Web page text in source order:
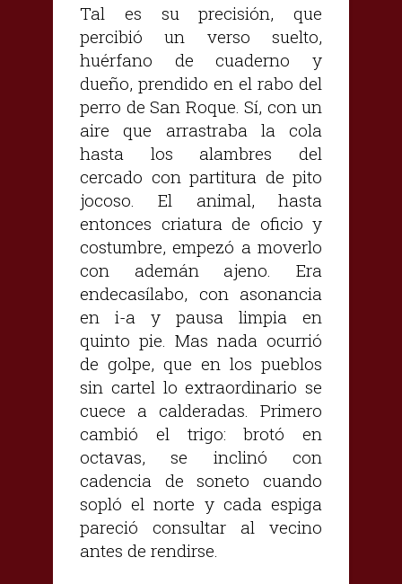
Tal es su precisión, que
percibió un verso suelto,
huérfano de cuaderno y
dueño, prendido en el rabo del
perro de San Roque. Sí, con un
aire que arrastraba la cola
hasta los alambres del
cercado con partitura de pito
jocoso. El animal, hasta
entonces criatura de oficio y
costumbre, empezó a moverlo
con ademán ajeno. Era
endecasílabo, con asonancia
en i-a y pausa limpia en
quinto pie. Mas nada ocurrió
de golpe, que en los pueblos
sin cartel lo extraordinario se
cuece a calderadas. Primero
cambió el trigo: brotó en
octavas, se inclinó con
cadencia de soneto cuando
sopló el norte y cada espiga
pareció consultar al vecino
antes de rendirse.